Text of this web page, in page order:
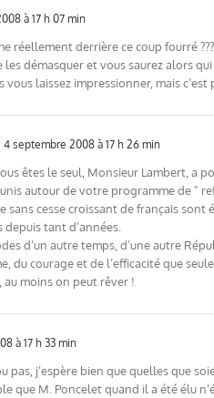
à 17 h 07 min
réellement derrière ce coup fourré
les démasquer et vous saurez alors
vous laissez impressionner, mais
4 septembre 2008 à 17 h 26 min
êtes le seul, Monsieur Lambert, a
autour de votre programme de "
sans cesse croissant de français
depuis tant d’années.
d’un autre temps, d’une autre
du courage et de l’efficacité que
au moins on peut rêver !
à 17 h 33 min
pas, j’espère bien que quelles que
que M. Poncelet quand il a été élu